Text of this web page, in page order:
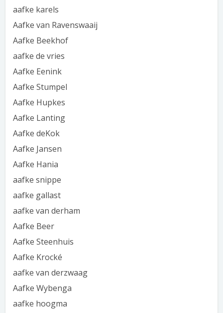
aafke karels
Aafke van Ravenswaaij
Aafke Beekhof
aafke de vries
Aafke Eenink
Aafke Stumpel
Aafke Hupkes
Aafke Lanting
Aafke deKok
Aafke Jansen
Aafke Hania
aafke snippe
aafke gallast
aafke van derham
Aafke Beer
Aafke Steenhuis
Aafke Krocké
aafke van derzwaag
Aafke Wybenga
aafke hoogma